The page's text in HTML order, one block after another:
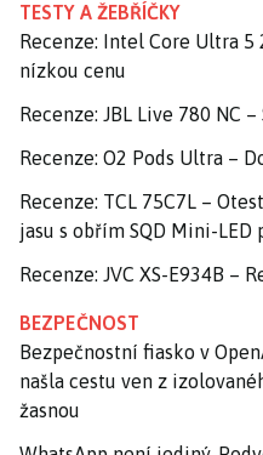
TESTY A ŽEBŘÍČKY
Recenze: Intel Core Ultra 5
nízkou cenu
Recenze: JBL Live 780 NC
Recenze: O2 Pods Ultra –
Recenze: TCL 75C7L –
jasu s obřím SQD Mini-LED
Recenze: JVC XS-E934B –
BEZPEČNOST
Bezpečnostní fiasko v
našla cestu ven z
žasnou